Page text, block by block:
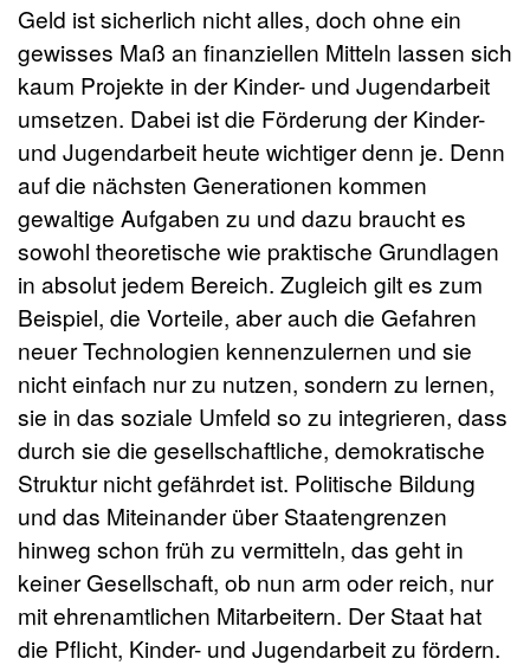
Geld ist sicherlich nicht alles, doch ohne ein
gewisses Maß an finanziellen Mitteln lassen sich
kaum Projekte in der Kinder- und Jugendarbeit
umsetzen. Dabei ist die Förderung der Kinder-
und Jugendarbeit heute wichtiger denn je. Denn
auf die nächsten Generationen kommen
gewaltige Aufgaben zu und dazu braucht es
sowohl theoretische wie praktische Grundlagen
in absolut jedem Bereich. Zugleich gilt es zum
Beispiel, die Vorteile, aber auch die Gefahren
neuer Technologien kennenzulernen und sie
nicht einfach nur zu nutzen, sondern zu lernen,
sie in das soziale Umfeld so zu integrieren, dass
durch sie die gesellschaftliche, demokratische
Struktur nicht gefährdet ist. Politische Bildung
und das Miteinander über Staatengrenzen
hinweg schon früh zu vermitteln, das geht in
keiner Gesellschaft, ob nun arm oder reich, nur
mit ehrenamtlichen Mitarbeitern. Der Staat hat
die Pflicht, Kinder- und Jugendarbeit zu fördern.